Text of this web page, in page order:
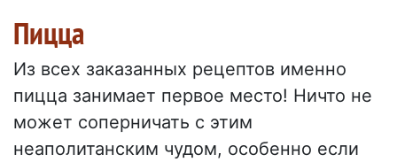
Пицца
Из всех заказанных рецептов именно
пицца занимает первое место! Ничто не
может соперничать с этим
неаполитанским чудом, особенно если